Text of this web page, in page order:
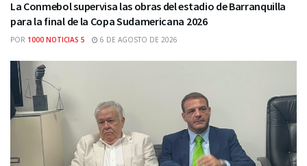
La Conmebol supervisa las obras del estadio de Barranquilla
para la final de la Copa Sudamericana 2026
POR 1000 NOTICIAS 5 6 DE AGOSTO DE 2026